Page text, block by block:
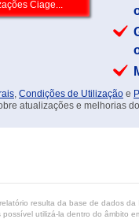
, Condições de Utilização e
atualizações e melhorias
resulta da base de dados
utilizá-la dentro do âmbito